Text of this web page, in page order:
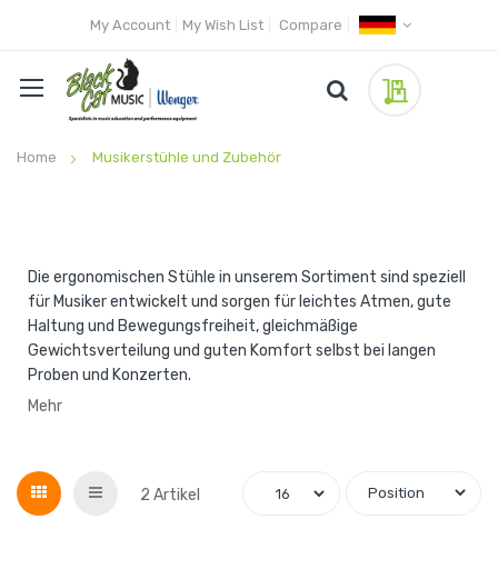
My Account My Wish List Compare
Home Musikerstühle und Zubehör
Die ergonomischen Stühle in unserem Sortiment sind speziell
für Musiker entwickelt und sorgen für leichtes Atmen, gute
Haltung und Bewegungsfreiheit, gleichmäßige
Gewichtsverteilung und guten Komfort selbst bei langen
Proben und Konzerten.
Mehr
Grid List 2 Artikel